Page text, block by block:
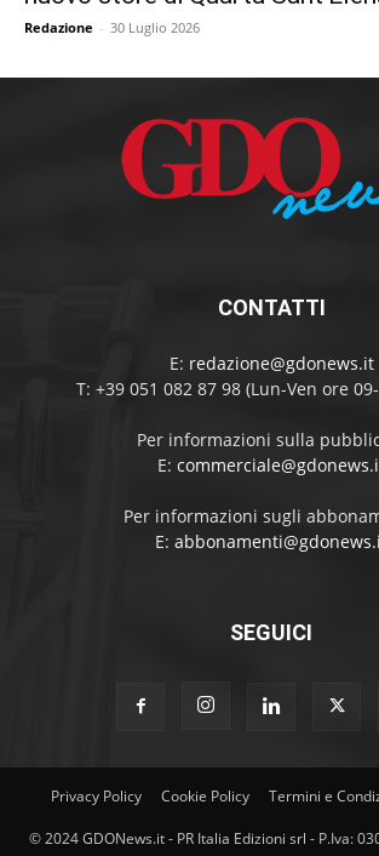
Redazione - 30 Luglio 2026
CONTATTI
E: redazione@gdonews.it
T: +39 051 082 87 98 (Lun-Ven ore
Per informazioni sulla
E:
Per informazioni sugli
E:
SEGUICI
Privacy Policy Cookie Policy Termini e
© 2024 GDONews.it - PR Italia Edizioni srl - P.Iva: